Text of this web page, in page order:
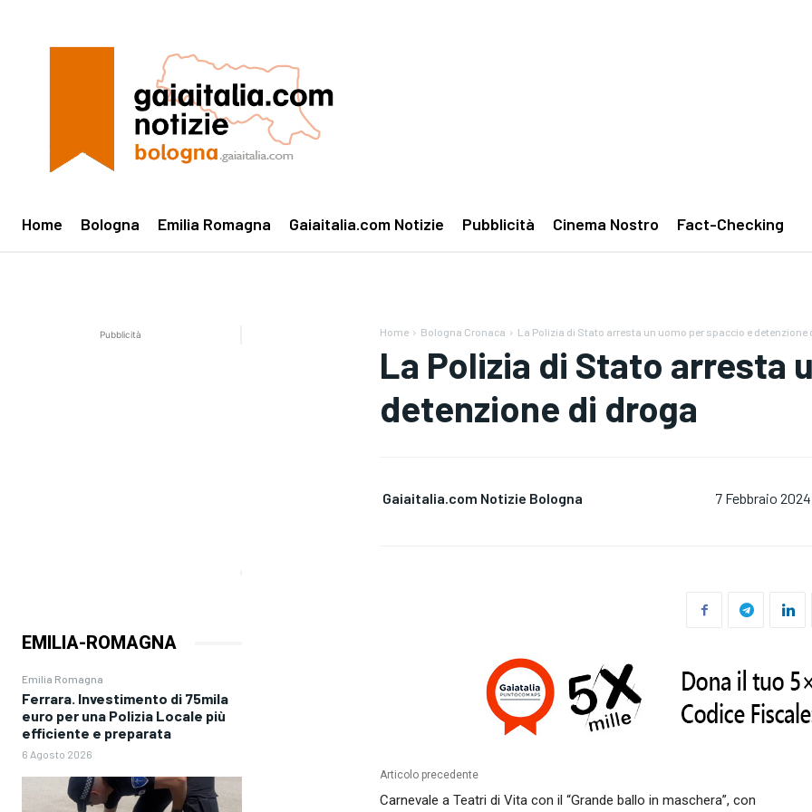
Home Bologna Emilia Romagna Gaiaitalia.com Notizie Pubblicità Cinema Nostro Fact-Checking
Pubblicità
EMILIA-ROMAGNA
Emilia Romagna
Ferrara. Investimento di 75mila
euro per una Polizia Locale più
efficiente e preparata
6 Agosto 2026
Home Bologna Cronaca La Polizia di Stato arresta un uomo per spaccio e detenzione
La Polizia di Stato arresta
detenzione di droga
Gaiaitalia.com Notizie Bologna 7 Febbraio 2024
Articolo precedente
Carnevale a Teatri di Vita con il “Grande ballo in maschera”, con